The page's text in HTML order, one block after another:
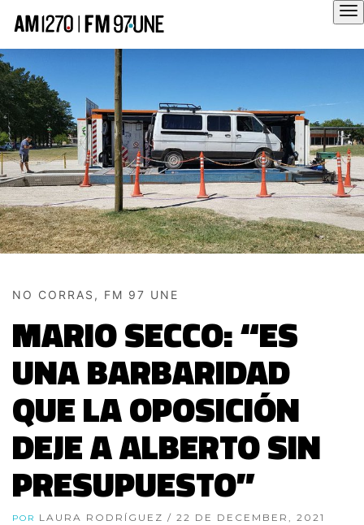
NO CORRAS, FM 97 UNE
MARIO SECCO: “ES
UNA BARBARIDAD
QUE LA OPOSICIÓN
DEJE A ALBERTO SIN
PRESUPUESTO”
POR LAURA RODRÍGUEZ / 22 DE DECEMBER, 2021